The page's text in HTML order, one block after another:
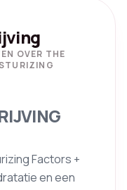
OVER THE
Factors +
en een